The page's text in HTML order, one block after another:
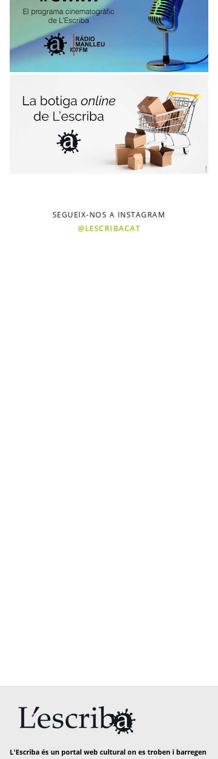
SEGUEIX-NOS A INSTAGRAM
@LESCRIBACAT
L'Escriba és un portal web cultural on es troben i barregen